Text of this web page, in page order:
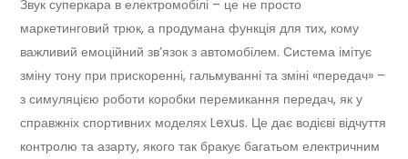
Звук суперкара в електромобілі – це не просто
маркетинговий трюк, а продумана функція для тих, кому
важливий емоційний зв’язок з автомобілем. Система імітує
зміну тону при прискоренні, гальмуванні та зміні «передач» –
з симуляцією роботи коробки перемикання передач, як у
справжніх спортивних моделях Lexus. Це дає водієві відчуття
контролю та азарту, якого так бракує багатьом електричним